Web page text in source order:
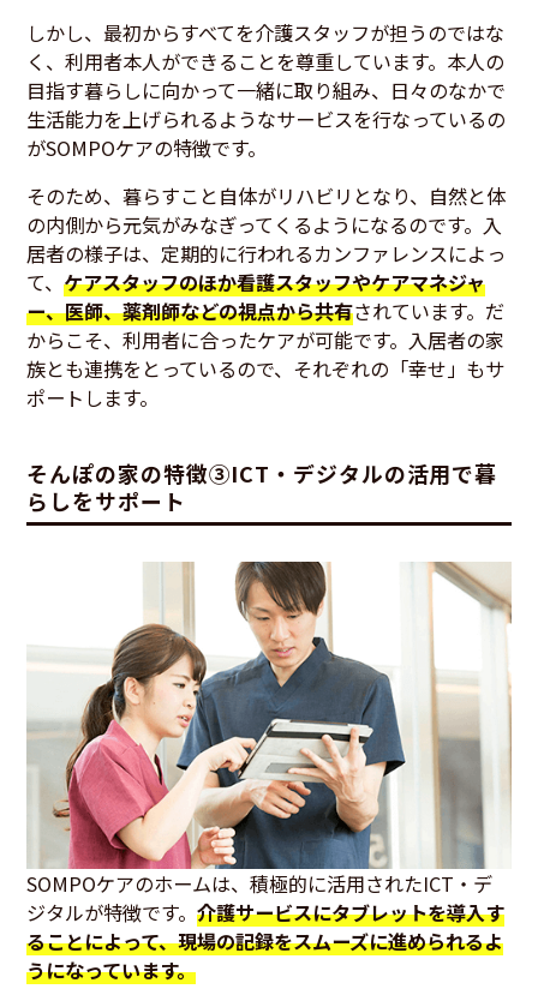
しかし、最初からすべてを介護スタッフが担うのではな
く、利用者本人ができることを尊重しています。本人の
目指す暮らしに向かって一緒に取り組み、日々のなかで
生活能力を上げられるようなサービスを行なっているの
がSOMPOケアの特徴です。
そのため、暮らすこと自体がリハビリとなり、自然と体
の内側から元気がみなぎってくるようになるのです。入
居者の様子は、定期的に行われるカンファレンスによっ
て、ケアスタッフのほか看護スタッフやケアマネジャ
ー、医師、薬剤師などの視点から共有されています。だ
からこそ、利用者に合ったケアが可能です。入居者の家
族とも連携をとっているので、それぞれの「幸せ」もサ
ポートします。
そんぽの家の特徴③ICT・デジタルの活用で暮
らしをサポート
SOMPOケアのホームは、積極的に活用されたICT・デ
ジタルが特徴です。介護サービスにタブレットを導入す
ることによって、現場の記録をスムーズに進められるよ
うになっています。